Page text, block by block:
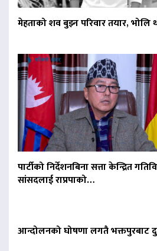
मेहताको शव बुझ्न परिवार तयार, भोलि
पार्टीको निर्देशनबिना सत्ता केन्द्रित
सांसदलाई राप्रपाको…
आन्दोलनको घोषणा लगतै भक्तपुरबाट